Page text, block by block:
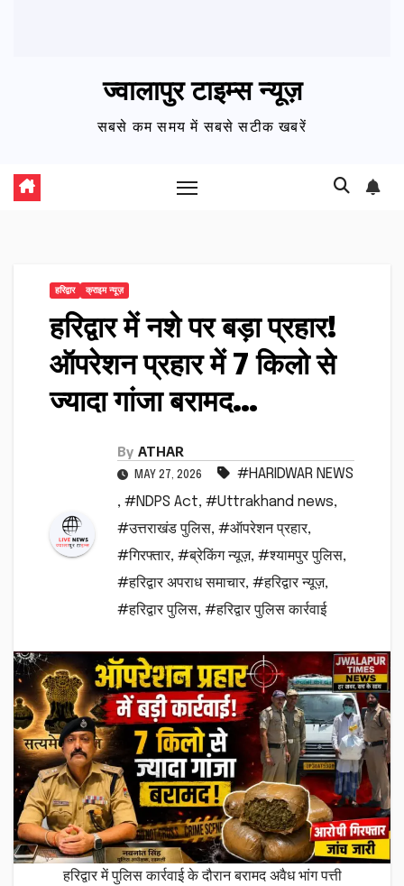
ज्वालापुर टाइम्स न्यूज़
सबसे कम समय में सबसे सटीक खबरें
हरिद्वार क्राइम न्यूज़
हरिद्वार में नशे पर बड़ा प्रहार!
ऑपरेशन प्रहार में 7 किलो से
ज्यादा गांजा बरामद…
By ATHAR
MAY 27, 2026
#HARIDWAR NEWS
, #NDPS Act, #Uttrakhand news,
#उत्तराखंड पुलिस, #ऑपरेशन प्रहार,
#गिरफ्तार, #ब्रेकिंग न्यूज़, #श्यामपुर पुलिस,
#हरिद्वार अपराध समाचार, #हरिद्वार न्यूज़,
#हरिद्वार पुलिस, #हरिद्वार पुलिस कार्रवाई
हरिद्वार में पुलिस कार्रवाई के दौरान बरामद अवैध भांग पत्ती